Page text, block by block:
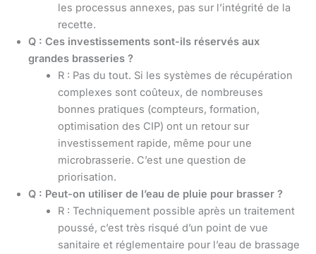
les processus annexes, pas sur l’intégrité de la
recette.
Q : Ces investissements sont-ils réservés aux
grandes brasseries ?
R : Pas du tout. Si les systèmes de récupération
complexes sont coûteux, de nombreuses
bonnes pratiques (compteurs, formation,
optimisation des CIP) ont un retour sur
investissement rapide, même pour une
microbrasserie. C’est une question de
priorisation.
Q : Peut-on utiliser de l’eau de pluie pour brasser ?
R : Techniquement possible après un traitement
poussé, c’est très risqué d’un point de vue
sanitaire et réglementaire pour l’eau de brassage